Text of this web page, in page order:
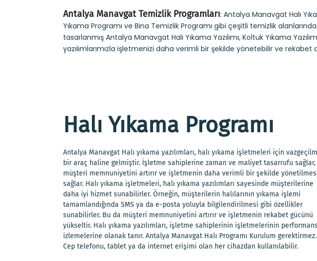
Antalya Manavgat Temizlik Programları: Antalya Manavgat Halı
Yıkama Programı ve Bina Temizlik Programı gibi çeşitli temizlik
tasarlanmış Antalya Manavgat Halı Yıkama Yazılımı, Koltuk Yıkama
yazılımlarımızla işletmenizi daha verimli bir şekilde yönetebilir ve rekabet
Halı Yıkama Programı
Antalya Manavgat Halı yıkama yazılımları, halı yıkama işletmeleri için
bir araç haline gelmiştir. İşletme sahiplerine zaman ve maliyet tasarrufu sağlar,
müşteri memnuniyetini artırır ve işletmenin daha verimli bir şekilde
sağlar. Halı yıkama işletmeleri, halı yıkama yazılımları sayesinde müşterilerine
daha iyi hizmet sunabilirler. Örneğin, müşterilerin halılarının yıkama işlemi
tamamlandığında SMS ya da e-posta yoluyla bilgilendirilmesi gibi özellikler
sunabilirler. Bu da müşteri memnuniyetini artırır ve işletmenin rekabet gücünü
yükseltir. Halı yıkama yazılımları, işletme sahiplerinin işletmelerinin
izlemelerine olanak tanır. Antalya Manavgat Halı Programı Kurulum gerektirmez.
Cep telefonu, tablet ya da internet erişimi olan her cihazdan kullanılabilir.